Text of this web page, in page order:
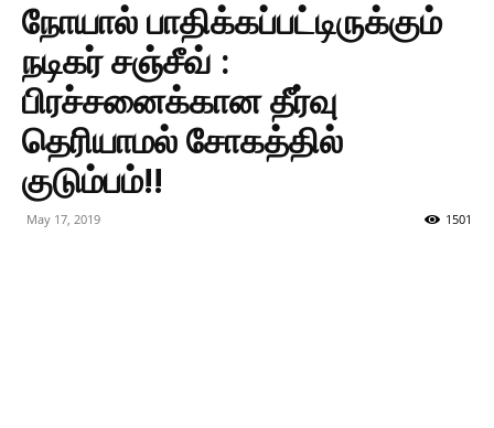
நோயால் பாதிக்கப்பட்டிருக்கும்
நடிகர் சஞ்சீவ் :
பிரச்சனைக்கான தீர்வு
தெரியாமல் சோகத்தில்
குடும்பம்!!
May 17, 2019 1501